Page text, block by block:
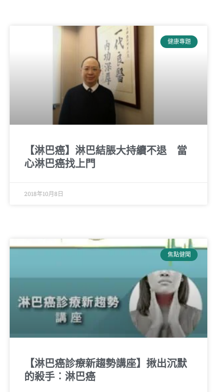
健康專題
【淋巴癌】淋巴結脹大持續不退 當
心淋巴癌找上門
2018年10月8日
焦點健聞
【淋巴癌診療新趨勢講座】揪出沉默
的殺手︰淋巴癌